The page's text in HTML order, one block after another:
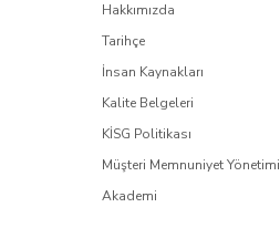
Hakkımızda
Tarihçe
İnsan Kaynakları
Kalite Belgeleri
KİSG Politikası
Müşteri Memnuniyet Yönetimi
Akademi